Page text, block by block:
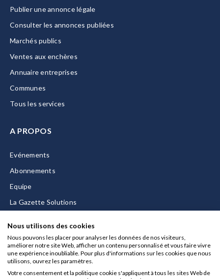
Publier une annonce légale
Consulter les annonces publiées
Marchés publics
Ventes aux enchères
Annuaire entreprises
Communes
Tous les services
A PROPOS
Evénements
Abonnements
Equipe
La Gazette Solutions
Mentions légales
Nous utilisons des cookies
Nous pouvons les placer pour analyser les données de nos visiteurs,
améliorer notre site Web, afficher un contenu personnalisé et vous faire vivre
une expérience inoubliable. Pour plus d'informations sur les cookies que nous
utilisons, ouvrez les paramètres.
Votre consentement et la politique cookie s'appliquent à tous les sites Web de